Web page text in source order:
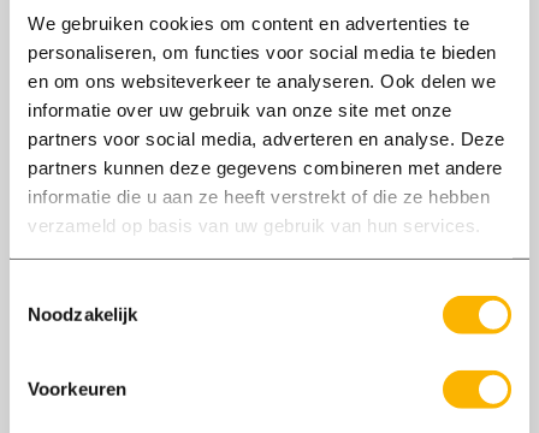
We gebruiken cookies om content en advertenties te
personaliseren, om functies voor social media te bieden
en om ons websiteverkeer te analyseren. Ook delen we
informatie over uw gebruik van onze site met onze
partners voor social media, adverteren en analyse. Deze
partners kunnen deze gegevens combineren met andere
informatie die u aan ze heeft verstrekt of die ze hebben
verzameld op basis van uw gebruik van hun services.
Noodzakelijk
Voorkeuren